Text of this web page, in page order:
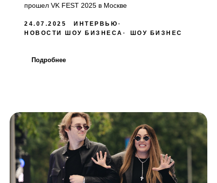
прошел VK FEST 2025 в Москве
24.07.2025
ИНТЕРВЬЮ
НОВОСТИ ШОУ БИЗНЕСА
ШОУ БИЗНЕС
Подробнее